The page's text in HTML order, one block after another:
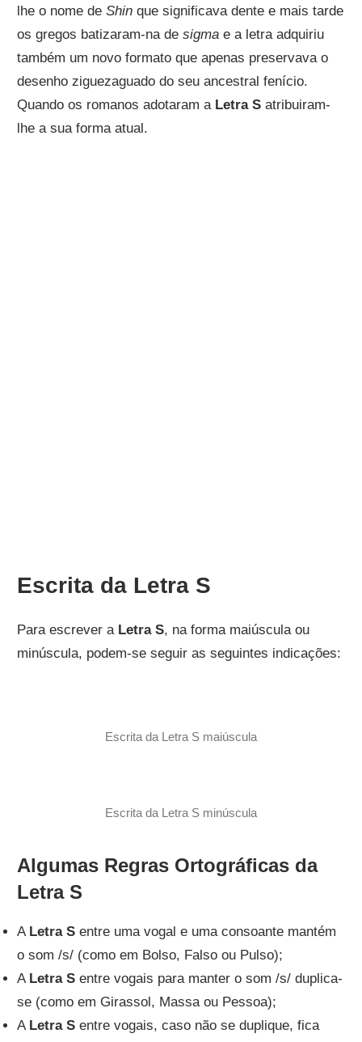
lhe o nome deShin que significava dente e mais tarde
os gregos batizaram-na desigma e a letra adquiriu
também um novo formato que apenas preservava o
desenho ziguezaguado do seu ancestral fenício.
Quando os romanos adotaram a Letra S atribuiram-
lhe a sua forma atual.
Escrita da Letra S
Para escrever a Letra S, na forma maiúscula ou
minúscula, podem-se seguir as seguintes indicações:
Escrita da Letra S maiúscula
Escrita da Letra S minúscula
Algumas Regras Ortográficas da
Letra S
A Letra S entre uma vogal e uma consoante mantém
o som /s/ (como em Bolso, Falso ou Pulso);
A Letra S entre vogais para manter o som /s/ duplica-
se (como em Girassol, Massa ou Pessoa);
A Letra S entre vogais, caso não se duplique, fica